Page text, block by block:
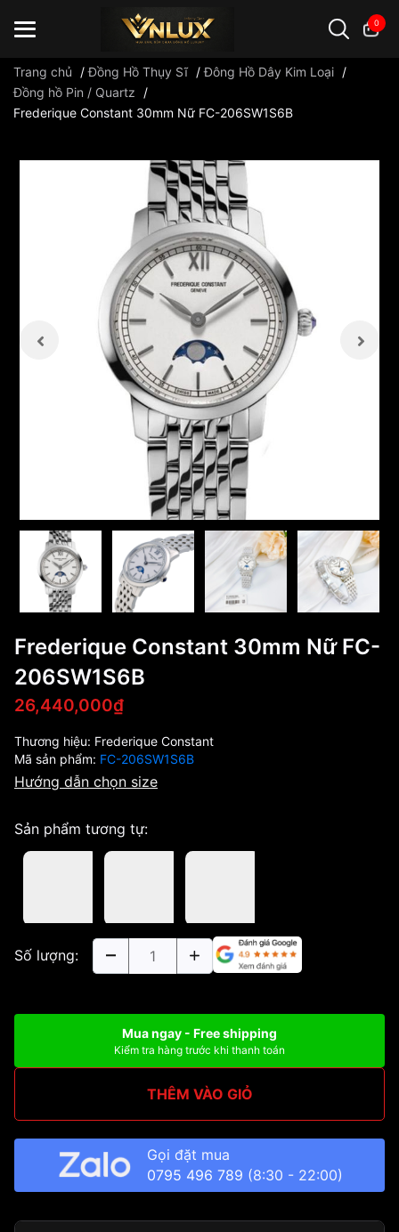
0
Đồng hồ casio đồng hồ G-Shock đồng hồ Orient ...
Trang chủ /Đồng Hồ Thụy Sĩ /Đông Hồ Dây Kim Loại /
Đồng hồ Pin / Quartz
/
Frederique Constant 30mm Nữ FC-206SW1S6B
Frederique Constant 30mm Nữ FC-
206SW1S6B
26,440,000₫
Thương hiệu: Frederique Constant
Mã sản phẩm: FC-206SW1S6B
Hướng dẫn chọn size
Sản phẩm tương tự:
Số lượng:
Mua ngay - Free shipping
Kiểm tra hàng trước khi thanh toán
THÊM VÀO GIỎ
Gọi đặt mua
0795 496 789 (8:30 - 22:00)